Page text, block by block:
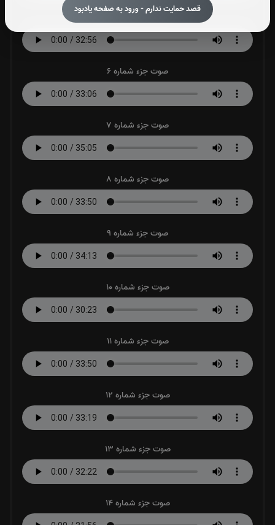
قصد حمایت ندارم - ورود به صفحه یادبود
صوت جزء شماره 5
صوت جزء شماره 6
صوت جزء شماره 7
صوت جزء شماره 8
صوت جزء شماره 9
صوت جزء شماره 10
صوت جزء شماره 11
صوت جزء شماره 12
صوت جزء شماره 13
صوت جزء شماره 14